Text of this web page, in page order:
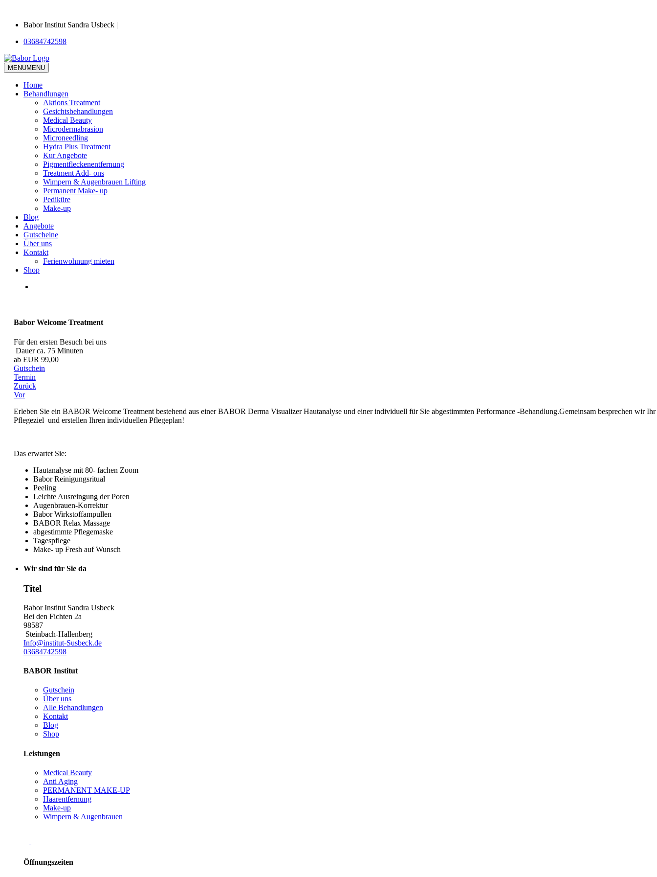
Babor Institut Sandra Usbeck |
03684742598
MENUMENU
Home
Behandlungen
Aktions Treatment
Gesichtsbehandlungen
Medical Beauty
Microdermabrasion
Microneedling
Hydra Plus Treatment
Kur Angebote
Pigmentfleckenentfernung
Treatment Add- ons
Wimpern & Augenbrauen Lifting
Permanent Make- up
Pediküre
Make-up
Blog
Angebote
Gutscheine
Über uns
Kontakt
Ferienwohnung mieten
Shop
Babor Welcome Treatment
Für den ersten Besuch bei uns
Dauer ca. 75 Minuten
ab EUR 99,00
Gutschein
Termin
Zurück
Vor
Erleben Sie ein BABOR Welcome Treatment bestehend aus einer BABOR Derma Visualizer Hautanalyse und einer individuell für Sie abgestimmten Performance -Behandlung.Gemeinsam besprechen wir Ihr
Pflegeziel und erstellen Ihren individuellen Pflegeplan!
Das erwartet Sie:
Hautanalyse mit 80- fachen Zoom
Babor Reinigungsritual
Peeling
Leichte Ausreingung der Poren
Augenbrauen-Korrektur
Babor Wirkstoffampullen
BABOR Relax Massage
abgestimmte Pflegemaske
Tagespflege
Make- up Fresh auf Wunsch
Wir sind für Sie da
Titel
Babor Institut Sandra Usbeck
Bei den Fichten 2a
98587
Steinbach-Hallenberg
Info@institut-Susbeck.de
03684742598
BABOR Institut
Gutschein
Über uns
Alle Behandlungen
Kontakt
Blog
Shop
Leistungen
Medical Beauty
Anti Aging
PERMANENT MAKE-UP
Haarentfernung
Make-up
Wimpern & Augenbrauen
Öffnungszeiten